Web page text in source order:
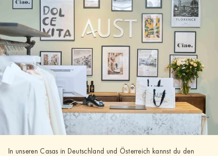
In unseren Casas in Deutschland und Österreich kannst du den